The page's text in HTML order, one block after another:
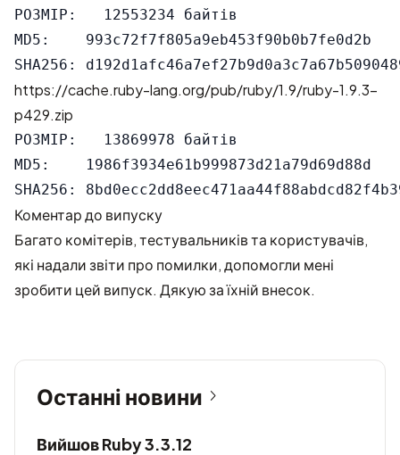
РОЗМІР:   12553234 байтів
MD5:    993c72f7f805a9eb453f90b0b7fe0d2b
https://cache.ruby-lang.org/pub/ruby/1.9/ruby-1.9.3-
p429.zip
РОЗМІР:   13869978 байтів
MD5:    1986f3934e61b999873d21a79d69d88d
Коментар до випуску
Багато комітерів, тестувальників та користувачів,
які надали звіти про помилки, допомогли мені
зробити цей випуск. Дякую за їхній внесок.
Останні новини
Вийшов Ruby 3.3.12